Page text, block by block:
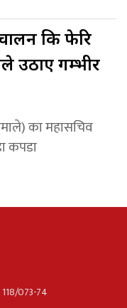
कि फेरि
उठाए गम्भीर
का महासचिव
कपडा
073-74